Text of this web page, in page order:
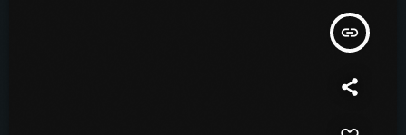
insert_link